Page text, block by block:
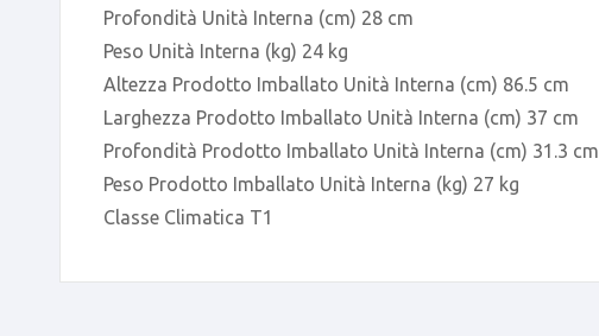
Profondità Unità Interna (cm) 28 cm
Peso Unità Interna (kg) 24 kg
Altezza Prodotto Imballato Unità Interna (cm) 86.5 cm
Larghezza Prodotto Imballato Unità Interna (cm) 37 cm
Profondità Prodotto Imballato Unità Interna (cm) 31.3 cm
Peso Prodotto Imballato Unità Interna (kg) 27 kg
Classe Climatica T1